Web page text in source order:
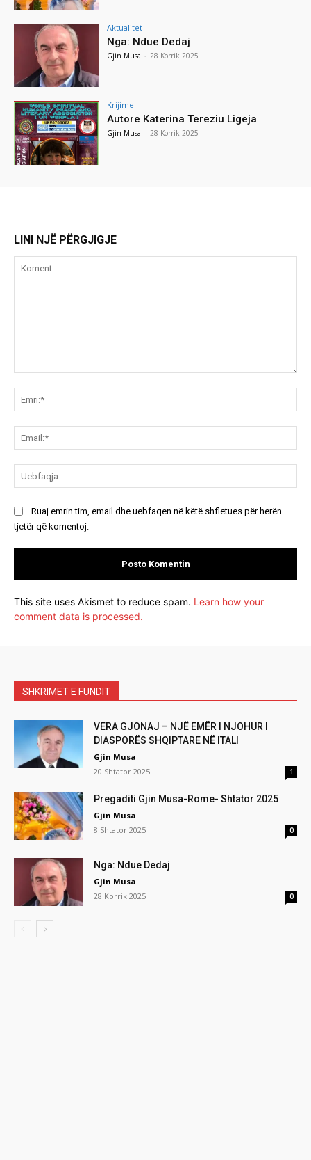
Aktualitet
Nga: Ndue Dedaj
Gjin Musa - 28 Korrik 2025
Krijime
Autore Katerina Tereziu Ligeja
Gjin Musa - 28 Korrik 2025
LINI NJË PËRGJIGJE
Ruaj emrin tim, email dhe uebfaqen në këtë shfletues për herën
tjetër që komentoj.
This site uses Akismet to reduce spam. Learn how your
comment data is processed.
SHKRIMET E FUNDIT
VERA GJONAJ – NJË EMËR I NJOHUR I
DIASPORËS SHQIPTARE NË ITALI
Gjin Musa
20 Shtator 2025
1
Pregaditi Gjin Musa-Rome- Shtator 2025
Gjin Musa
8 Shtator 2025
0
Nga: Ndue Dedaj
Gjin Musa
28 Korrik 2025
0